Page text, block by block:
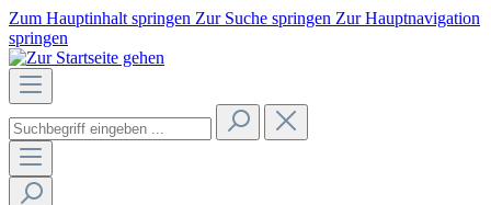
Zum Hauptinhalt springen Zur Suche springen Zur Hauptnavigation
springen